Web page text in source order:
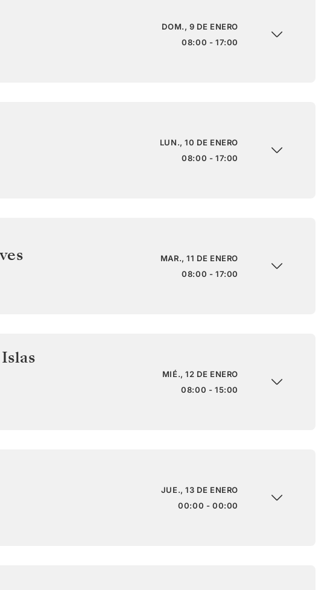
DOM., 9 DE ENERO
08:00 - 17:00
LUN., 10 DE ENERO
08:00 - 17:00
MAR., 11 DE ENERO
08:00 - 17:00
Islas
MIÉ., 12 DE ENERO
08:00 - 15:00
JUE., 13 DE ENERO
00:00 - 00:00